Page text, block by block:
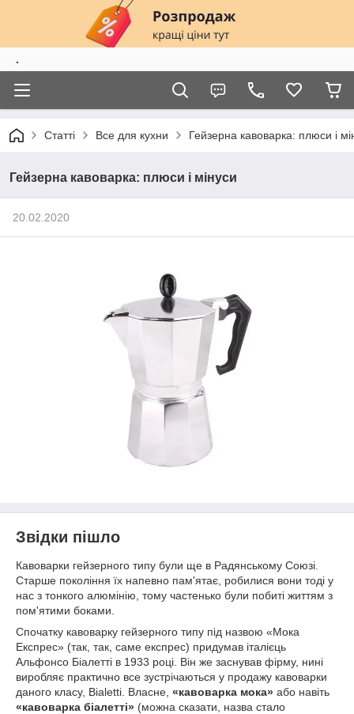
.
Статті Все для кухни Гейзерна кавоварка: плюси і
Гейзерна кавоварка: плюси і мінуси
20.02.2020
Звідки пішло
Кавоварки гейзерного типу були ще в Радянському Союзі.
Старше покоління їх напевно пам'ятає, робилися вони тоді у
нас з тонкого алюмінію, тому частенько були побиті життям з
пом'ятими боками.
Спочатку кавоварку гейзерного типу під назвою «Мока
Експрес» (так, так, саме експрес) придумав італієць
Альфонсо Біалетті в 1933 році. Він же заснував фірму, нині
виробляє практично все зустрічаються у продажу кавоварки
даного класу, Bialetti. Власне, «кавоварка мока» або навіть
«кавоварка біалетті» (можна сказати, назва стало